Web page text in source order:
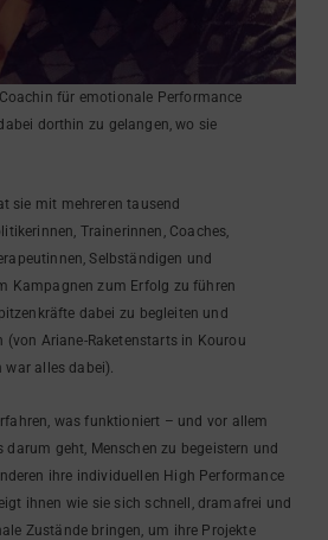
für emotionale Performance
dorthin zu gelangen, wo sie
sie mit mehreren tausend
Trainerinnen, Coaches,
Selbständigen und
Kampagnen zum Erfolg zu führen
dabei zu begleiten und
(von Ariane-Raketenstarts in Kourou
war alles dabei).
was funktioniert – und vor allem
darum geht, Menschen zu begeistern und
ihre individuellen High Performance
ihnen wie sie sich schnell, dramafrei und
Zustände bringen, um ihre Projekte